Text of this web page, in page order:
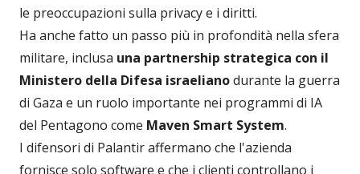
le preoccupazioni sulla privacy e i diritti.
Ha anche fatto un passo più in profondità nella sfera
militare, inclusa una partnership strategica con il
Ministero della Difesa israelianodurante la guerra
di Gaza e un ruolo importante nei programmi di IA
del Pentagono come Maven Smart System.
I difensori di Palantir affermano che l'azienda
fornisce solo software e che i clienti controllano i